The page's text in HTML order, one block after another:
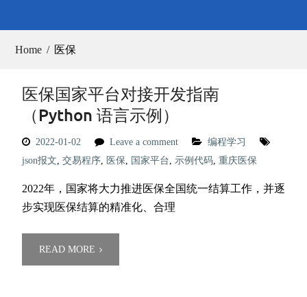
Home 医保
医保国家平台对接开发指南
（Python 语言示例）
2022-01-02 Leave a comment
编程学习
json报文, 交易程序, 医保, 国家平台, 示例代码, 重庆医保
2022年，国家将大力推进医保全国统一结算工作，并逐
步实现医保结算的精准化、合理
READ MORE